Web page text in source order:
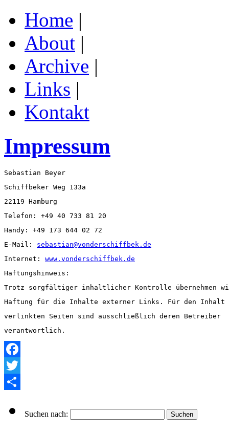
Home |
About |
Archive |
Links |
Kontakt
Impressum
Sebastian Beyer
Schiffbeker Weg 133a
22119 Hamburg
Telefon: +49 40 733 81 20
Handy: +49 173 644 02 72
E-Mail: sebastian@vonderschiffbek.de
Internet: www.vonderschiffbek.de
Haftungshinweis:
Trotz sorgfältiger inhaltlicher Kontrolle übernehmen
Haftung für die Inhalte externer Links. Für den Inhalt
verlinkten Seiten sind ausschließlich deren Betreiber
verantwortlich.
Facebook
Twitter
Suchen nach: